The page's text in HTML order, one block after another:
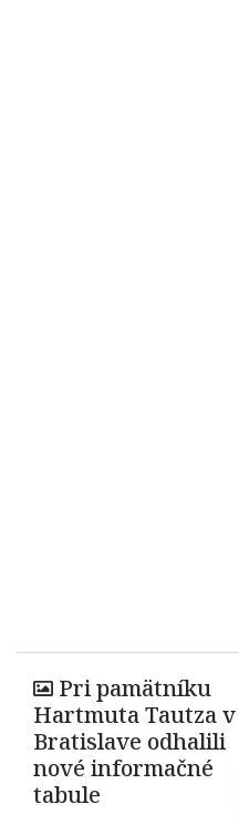
Pri pamätníku
Hartmuta Tautza v
Bratislave odhalili
nové informačné
tabule